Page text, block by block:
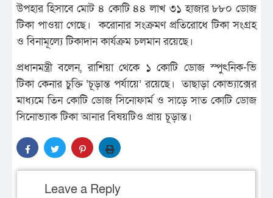
উপহার হিসাবে মোট ৪ কোটি ৪৪ লাখ ৩১ হাজার ৮৮০ ডোজ
টিকা পাওয়া গেছে। করোনার সংক্রমণ প্রতিরোধে টিকা সংগ্রহ
ও বিনামূল্যে টিকাদান কার্যক্রম চলমান রয়েছে।
প্রধানমন্ত্রী বলেন, রাশিয়া থেকে ১ কোটি ডোজ স্পুৎনিক-ভি
টিকা কেনার চুক্তি ‘চূড়ান্ত পর্যায়ে’ রয়েছে। তাছাড়া কোভ্যাক্সের
মাধ্যমে তিন কোটি ডোজ সিনোফার্ম ও সাড়ে সাত কোটি ডোজ
সিনোভ্যাক টিকা আনার বিষয়টিও প্রায় চূড়ান্ত।
Leave a Reply